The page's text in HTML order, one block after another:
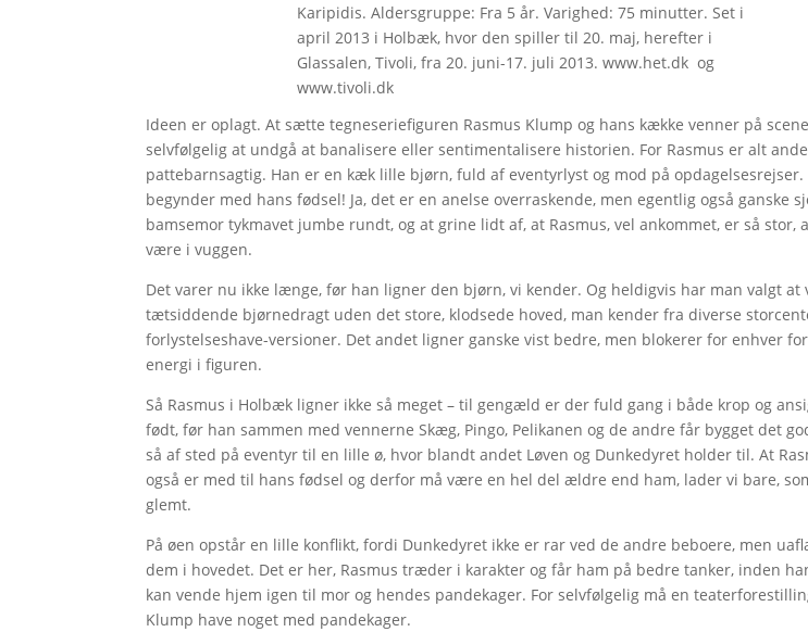
Karipidis. Aldersgruppe: Fra 5 år. Varighed: 75 minutter. Set i
april 2013 i Holbæk, hvor den spiller til 20. maj, herefter i
Glassalen, Tivoli, fra 20. juni-17. juli 2013. www.het.dk og
www.tivoli.dk
Ideen er oplagt. At sætte tegneseriefiguren Rasmus Klump og hans kække venner på
selvfølgelig at undgå at banalisere eller sentimentalisere historien. For Rasmus er alt
pattebarnsagtig. Han er en kæk lille bjørn, fuld af eventyrlyst og mod på opdagelsesrejser.
begynder med hans fødsel! Ja, det er en anelse overraskende, men egentlig også ganske
bamsemor tykmavet jumbe rundt, og at grine lidt af, at Rasmus, vel ankommet, er så stor,
være i vuggen.
Det varer nu ikke længe, før han ligner den bjørn, vi kender. Og heldigvis har man valgt at
tætsiddende bjørnedragt uden det store, klodsede hoved, man kender fra diverse
forlystelseshave-versioner. Det andet ligner ganske vist bedre, men blokerer for enhver
energi i figuren.
Så Rasmus i Holbæk ligner ikke så meget – til gengæld er der fuld gang i både krop og
født, før han sammen med vennerne Skæg, Pingo, Pelikanen og de andre får bygget det
så af sted på eventyr til en lille ø, hvor blandt andet Løven og Dunkedyret holder til. At
også er med til hans fødsel og derfor må være en hel del ældre end ham, lader vi bare,
glemt.
På øen opstår en lille konflikt, fordi Dunkedyret ikke er rar ved de andre beboere, men
dem i hovedet. Det er her, Rasmus træder i karakter og får ham på bedre tanker, inden
kan vende hjem igen til mor og hendes pandekager. For selvfølgelig må en
Klump have noget med pandekager.